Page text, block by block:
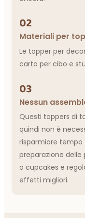
02
Materiali per
Le topper per
carta per cibo e
03
Nessun
Questi toppers di
quindi non è
risparmiare tempo
preparazione delle
o cupcakes e
effetti migliori.